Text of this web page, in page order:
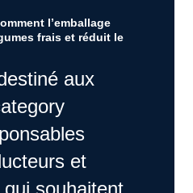
l’emballage
frais et réduit le
aux
et
souhaitent